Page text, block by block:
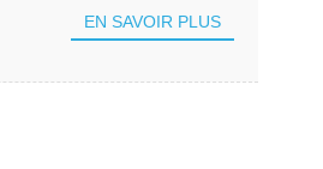
EN SAVOIR PLUS